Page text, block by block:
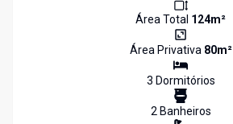
Área Total 124m²
Área Privativa 80m²
3 Dormitórios
2Banheiros